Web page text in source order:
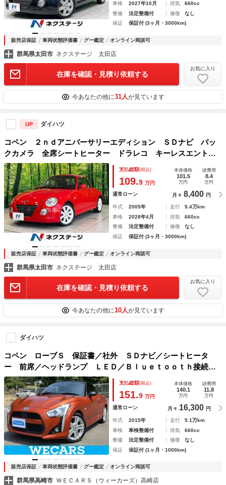
車検
2027年10月 排気
660cc
整備
法定整備付 修復
なし
保証
保証付 (3ヶ月・3000km)
販売店保証 車両状態評価書 グー鑑定 オンライン商談可
群馬県太田市 ネクステージ 太田店
在庫を確認・見積り依頼する
お気に入り
今あなたの他に31人が見ています
UP ダイハツ
コペン ２ｎｄアニバーサリーエディション ＳＤナビ バッ
クカメラ 全席シートヒーター ドラレコ キーレスエントリ
ー パワーステアリング ＨＩＤヘッドライト ＥＴＣ Ｂｌ
ｕｅｔｏｏｔｈ １５インチＡＷ フルセグ 禁煙車
支払総額(税込)
109.9 万円
本体価格
101.5
万円
諸費用
8.4
万円
通常ローン 月々 8,400 円
年式 2005年 走行
5.4万km
車検
2028年4月 排気
660cc
整備
法定整備付 修復
なし
保証
保証付 (3ヶ月・3000km)
販売店保証 車両状態評価書 グー鑑定 オンライン商談可
群馬県太田市 ネクステージ 太田店
在庫を確認・見積り依頼する
お気に入り
今あなたの他に10人が見ています
ダイハツ
コペン ローブＳ 保証書／社外 ＳＤナビ／シートヒータ
ー 前席／ヘッドランプ ＬＥＤ／Ｂｌｕｅｔｏｏｔｈ接続／
ＥＴＣ／ＥＢＤ付ＡＢＳ／横滑り防止装置／バックモニター／
地上波デジタルチューナー／ＤＶＤ／禁煙車
支払総額(税込)
151.9 万円
本体価格
140.1
万円
諸費用
11.8
万円
通常ローン 月々 16,300 円
年式 2015年 走行
5.1万km
車検
車検整備付 排気
660cc
整備
法定整備付 修復
なし
保証
保証付 (1ヶ月・1000km)
販売店保証 車両状態評価書 グー鑑定 オンライン商談可
群馬県高崎市 ＷＥＣＡＲＳ（ウィーカーズ）高崎店